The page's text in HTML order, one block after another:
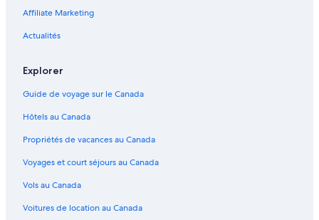
Bora Bora – Navires de croisière
Bora Bora – Habitations flottantes
Bora Bora – Châteaux
Bora Bora – Villas
Bora Bora – Établissements à pavillons
Bora Bora – Maisons d’hôtes
Bora Bora – Maisons de vacances privées
Vaitape – Hôtels
Motu Tape – Hôtels à proximité
Affiliate Marketing
Actualités
Explorer
Guide de voyage sur le Canada
Hôtels au Canada
Propriétés de vacances au Canada
Voyages et court séjours au Canada
Vols au Canada
Voitures de location au Canada